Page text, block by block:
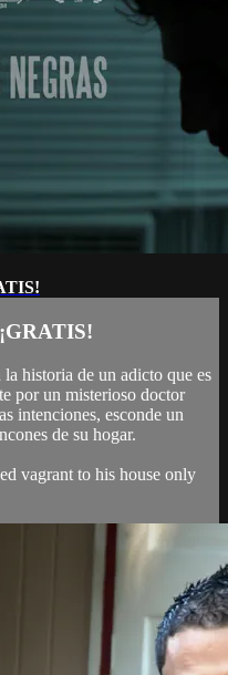
historia de un adicto que es
por un misterioso doctor
intenciones, esconde un
de su hogar.
vagrant to his house only